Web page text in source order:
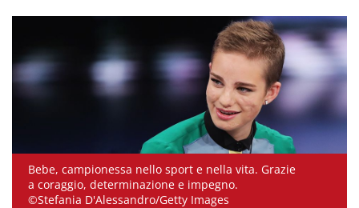
Bebe, campionessa nello sport e nella vita. Grazie
a coraggio, determinazione e impegno.
©Stefania D'Alessandro/Getty Images